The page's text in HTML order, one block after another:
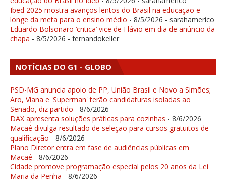
Ibed 2025 mostra avanços lentos do Brasil na educação e
longe da meta para o ensino médio - 8/5/2026 - sarahamerico
Eduardo Bolsonaro ‘critica’ vice de Flávio em dia de anúncio da
chapa - 8/5/2026 - fernandokeller
NOTÍCIAS DO G1 - GLOBO
PSD-MG anuncia apoio de PP, União Brasil e Novo a Simões;
Aro, Viana e 'Superman' terão candidaturas isoladas ao
Senado, diz partido - 8/6/2026
DAX apresenta soluções práticas para cozinhas - 8/6/2026
Macaé divulga resultado de seleção para cursos gratuitos de
qualificação - 8/6/2026
Plano Diretor entra em fase de audiências públicas em
Macaé - 8/6/2026
Cidade promove programação especial pelos 20 anos da Lei
Maria da Penha - 8/6/2026